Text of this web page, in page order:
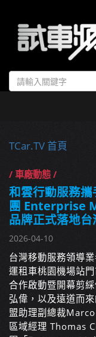
TCar.TV 首頁
/ 車廠動態 /
和雲行動服務
團 Enterprise
品牌正式落地台
2026-04-10
台灣移動服務領導
運租車桃園機場站
合作啟動暨開幕剪
弘偉，以及遠道而
盟助理副總裁
區域經理 Thomas